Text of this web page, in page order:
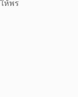
ให้พร